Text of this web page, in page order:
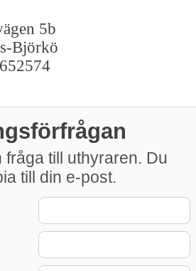
5b
Björkö
fråga till uthyraren. Du
till din e-post.